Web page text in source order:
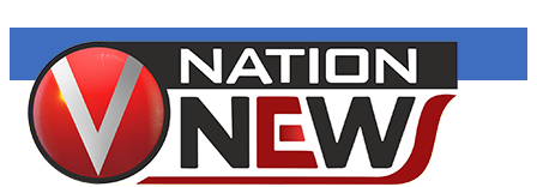
HOME
ताज़ा खबरें
देश